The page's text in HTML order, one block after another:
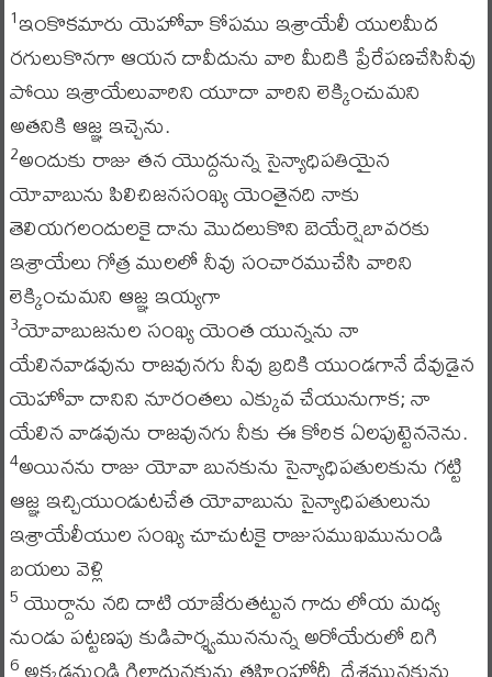
1ఇంకొకమారు యెహోవా కోపము ఇశ్రాయేలీ యులమీద
రగులుకొనగా ఆయన దావీదును వారి మీదికి ప్రేరేపణచేసినీవు
పోయి ఇశ్రాయేలువారిని యూదా వారిని లెక్కించుమని
అతనికి ఆజ్ఞ ఇచ్చెను.
2అందుకు రాజు తన యొద్దనున్న సైన్యాధిపతియైన
యోవాబును పిలిచిజనసంఖ్య యెంతైనది నాకు
తెలియగలందులకై దాను మొదలుకొని బెయేర్షెబావరకు
ఇశ్రాయేలు గోత్ర ములలో నీవు సంచారముచేసి వారిని
లెక్కించుమని ఆజ్ఞ ఇయ్యగా
3యోవాబుజనుల సంఖ్య యెంత యున్నను నా
యేలినవాడవును రాజవునగు నీవు బ్రదికి యుండగానే దేవుడైన
యెహోవా దానిని నూరంతలు ఎక్కువ చేయునుగాక; నా
యేలిన వాడవును రాజవునగు నీకు ఈ కోరిక ఏలపుట్టెననెను.
4అయినను రాజు యోవా బునకును సైన్యాధిపతులకును గట్టి
ఆజ్ఞ ఇచ్చియుండుటచేత యోవాబును సైన్యాధిపతులును
ఇశ్రాయేలీయుల సంఖ్య చూచుటకై రాజుసముఖమునుండి
బయలు వెళ్లి
5 యొర్దాను నది దాటి యాజేరుతట్టున గాదు లోయ మధ్య
నుండు పట్టణపు కుడిపార్శ్వముననున్న అరోయేరులో దిగి
6